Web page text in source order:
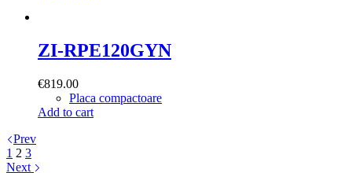
ZI-RPE120GYN
€819.00
Placa compactoare
Add to cart
Prev
1 2 3
Next